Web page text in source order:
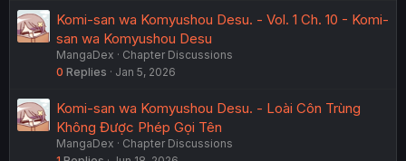
Komi-san wa Komyushou Desu. - Vol. 1 Ch. 10 - Komi-
san wa Komyushou Desu
MangaDex
Chapter Discussions
0 Replies Jan 5, 2026
Komi-san wa Komyushou Desu. - Loài Côn Trùng
Không Được Phép Gọi Tên
MangaDex
Chapter Discussions